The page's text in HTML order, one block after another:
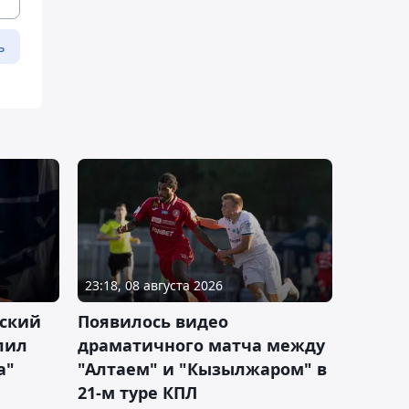
23:18, 08 августа 2026
Появилось видео
драматичного матча между
"Алтаем" и "Кызылжаром" в
21-м туре КПЛ